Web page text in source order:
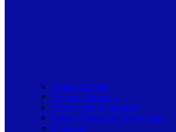
Toate articolele
Viziune de primar
Resurse pentru primarii
Politici Urbane & Guvernanta
Dialoguri